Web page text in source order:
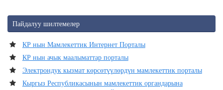
Пайдалуу шилтемелер
КР нын Мамлекеттик Интернет Порталы
КР нын ачык маалыматтар порталы
Электрондук кызмат көрсөтүүлөрдүн мамлекеттик порталы
Кыргыз Республикасынын мамлекеттик органдарына